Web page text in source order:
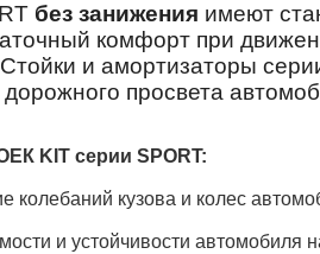
без занижения имеют
комфорт при
и амортизаторы
просвета
KIT серии SPORT:
колебаний кузова и колес
и устойчивости автомобиля